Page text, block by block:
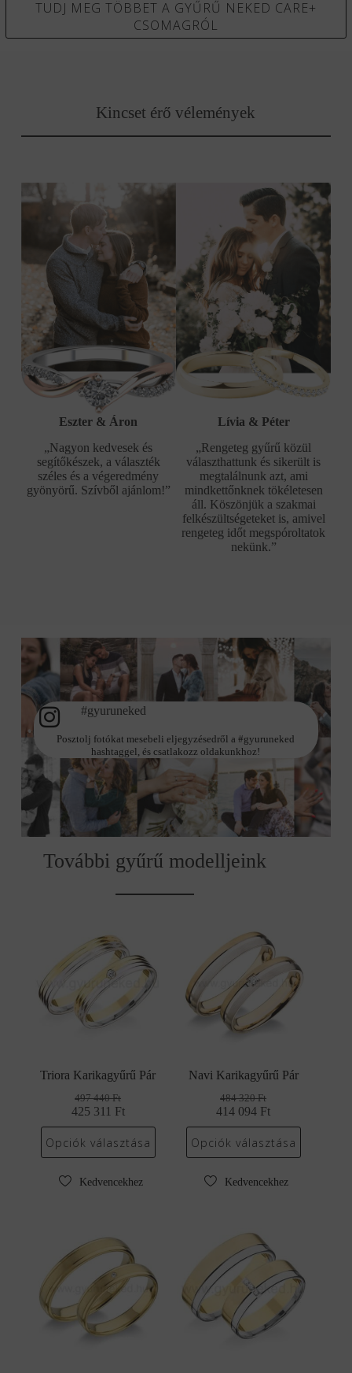
TUDJ MEG TÖBBET A GYŰRŰ NEKED CARE+
CSOMAGRÓL
Kincset érő vélemények
Eszter & Áron
„Nagyon kedvesek és
segítőkészek, a választék
széles és a végeredmény
gyönyörű. Szívből ajánlom!”
Lívia & Péter
„Rengeteg gyűrű közül
választhattunk és sikerült is
megtalálnunk azt, ami
mindkettőnknek tökéletesen
áll. Köszönjük a szakmai
felkészültségeteket is, amivel
rengeteg időt megspóroltatok
nekünk.”
#gyuruneked
Posztolj fotókat mesebeli eljegyzésedről a #gyuruneked
hashtaggel, és csatlakozz oldakunkhoz!
További gyűrű modelljeink
Triora Karikagyűrű Pár
497 440Ft
Original
price
was:
425 311 Ft
Current
price
is:
Opciók választása
Kedvencekhez
Navi Karikagyűrű Pár
484 320Ft
Original
price
was:
414 094 Ft
Current
price
is:
Opciók választása
Kedvencekhez